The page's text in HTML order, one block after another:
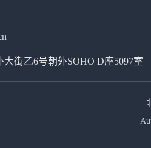
街乙6号朝外SOHO D座5097室